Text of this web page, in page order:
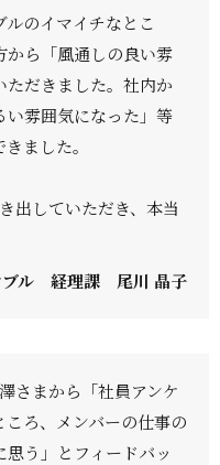
のイマイチなとこ
から「風通しの良い雰
だきました。社内か
い雰囲気になった」等
ました。
出していただき、本当
ブル 経理課 尾川 晶子
さまから「社員アンケ
ろ、メンバーの仕事の
う」とフィードバッ